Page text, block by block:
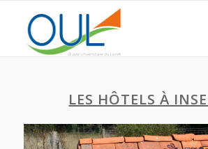
LES HÔTELS À